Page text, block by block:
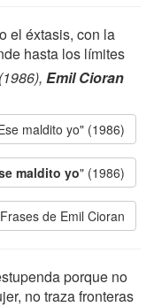
el éxtasis, con la
hasta los límites
Emil Cioran
maldito yo" (1986)
maldito yo" (1986)
Frases de Emil Cioran
porque no
no traza fronteras